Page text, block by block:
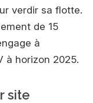
verdir sa flotte.
de 15
à
à horizon 2025.
site